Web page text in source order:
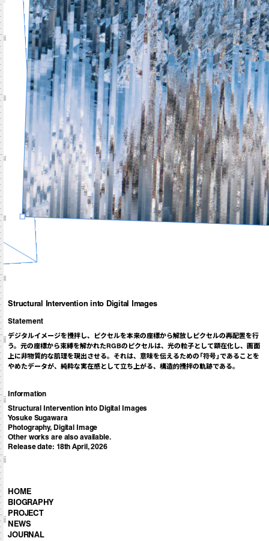
Structural Intervention into Digital Images
Statement
デジタルイメージを攪拌し、ピクセルを本来の座標から解放しピクセルの再配置を行
う。元の座標から束縛を解かれたRGBのピクセルは、光の粒子として顕在化し、画面
上に非物質的な肌理を現出させる。それは、意味を伝えるための「符号」であることを
やめたデータが、純粋な実在感として立ち上がる、構造的攪拌の軌跡である。
Information
Structural Intervention into Digital Images
Yosuke Sugawara
Photography, Digital Image
Other works are also available.
Release date: 18th April, 2026
HOME
BIOGRAPHY
PROJECT
NEWS
JOURNAL
500
600
700
800
900
1000
1100
1200
1300